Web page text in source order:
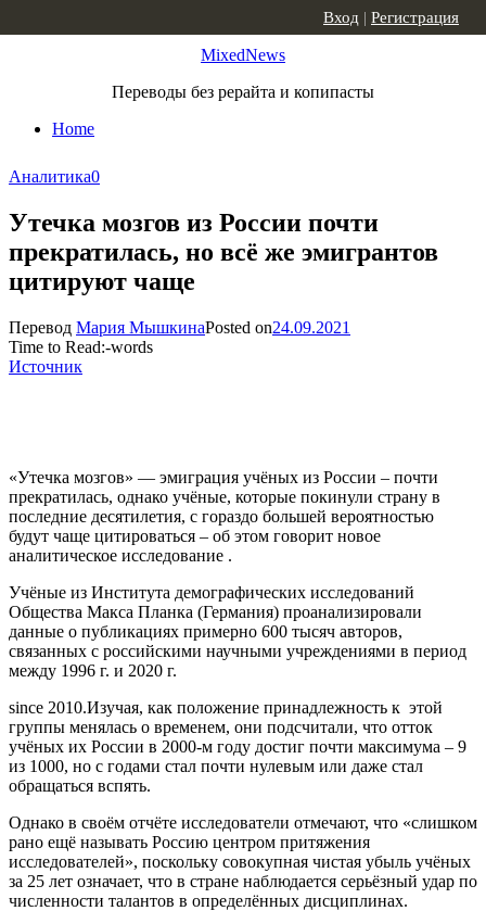
MixedNews
Переводы без рерайта и копипасты
Home
Вход | Регистрация
Аналитика0
Утечка мозгов из России почти
прекратилась, но всё же эмигрантов
цитируют чаще
Перевод Мария МышкинаPosted on24.09.2021
Time to Read:-words
Источник
«Утечка мозгов» — эмиграция учёных из России – почти
прекратилась, однако учёные, которые покинули страну в
последние десятилетия, с гораздо большей вероятностью
будут чаще цитироваться – об этом говорит новое
аналитическое исследование .
Учёные из Института демографических исследований
Общества Макса Планка (Германия) проанализировали
данные о публикациях примерно 600 тысяч авторов,
связанных с российскими научными учреждениями в период
между 1996 г. и 2020 г.
since 2010.Изучая, как положение принадлежность к этой
группы менялась о временем, они подсчитали, что отток
учёных их России в 2000-м году достиг почти максимума – 9
из 1000, но с годами стал почти нулевым или даже стал
обращаться вспять.
Однако в своём отчёте исследователи отмечают, что «слишком
рано ещё называть Россию центром притяжения
исследователей», поскольку совокупная чистая убыль учёных
за 25 лет означает, что в стране наблюдается серьёзный удар по
численности талантов в определённых дисциплинах.